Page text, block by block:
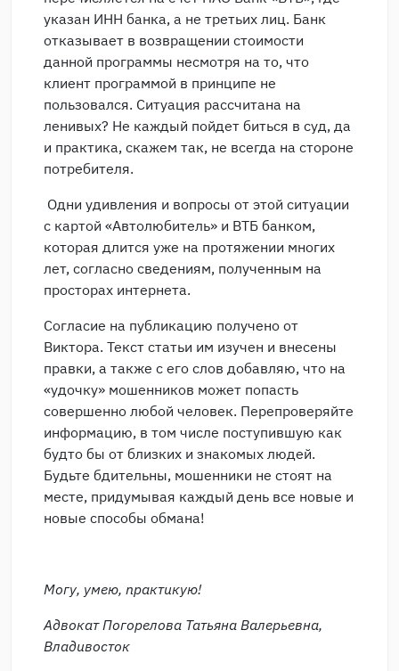
указан ИНН банка, а не третьих лиц. Банк
отказывает в возвращении стоимости
данной программы несмотря на то, что
клиент программой в принципе не
пользовался. Ситуация рассчитана на
ленивых? Не каждый пойдет биться в суд, да
и практика, скажем так, не всегда на стороне
потребителя.
Одни удивления и вопросы от этой ситуации
с картой «Автолюбитель» и ВТБ банком,
которая длится уже на протяжении многих
лет, согласно сведениям, полученным на
просторах интернета.
Согласие на публикацию получено от
Виктора. Текст статьи им изучен и внесены
правки, а также с его слов добавляю, что на
«удочку» мошенников может попасть
совершенно любой человек. Перепроверяйте
информацию, в том числе поступившую как
будто бы от близких и знакомых людей.
Будьте бдительны, мошенники не стоят на
месте, придумывая каждый день все новые и
новые способы обмана!
Могу, умею, практикую!
Адвокат Погорелова Татьяна Валерьевна,
Владивосток